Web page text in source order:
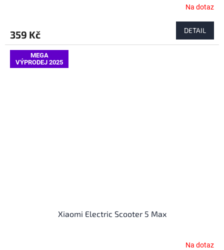
Na dotaz
359 Kč DETAIL
MEGA
VÝPRODEJ 2025
Xiaomi Electric Scooter 5 Max
Na dotaz